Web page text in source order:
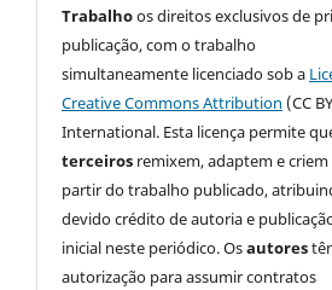
Trabalhoos direitos exclusivos de
publicação, com o trabalho
simultaneamente licenciado sob a
Creative Commons Attribution (CC
International. Esta licença permite
terceiros remixem, adaptem e criem
partir do trabalho publicado,
devido crédito de autoria e
inicial neste periódico. Osautores
autorização para assumir contratos